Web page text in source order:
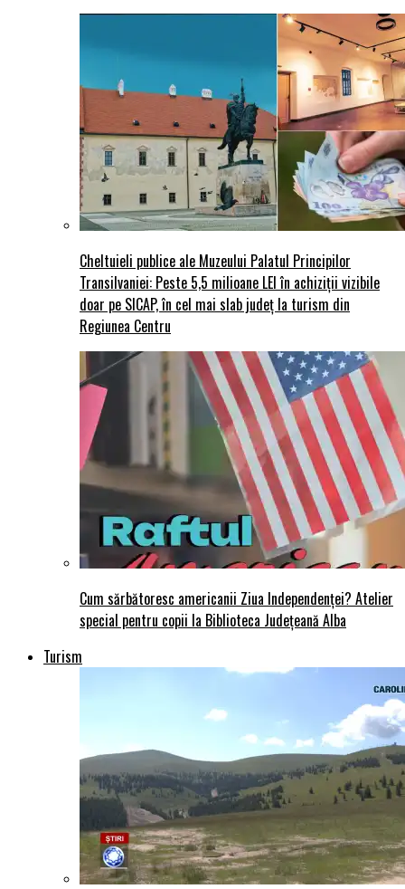
Cheltuieli publice ale Muzeului Palatul Principilor
Transilvaniei: Peste 5,5 milioane LEI în achiziții vizibile
doar pe SICAP, în cel mai slab județ la turism din
Regiunea Centru
Cum sărbătoresc americanii Ziua Independenței? Atelier
special pentru copii la Biblioteca Județeană Alba
Turism